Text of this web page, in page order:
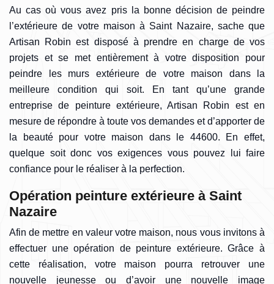
Au cas où vous avez pris la bonne décision de peindre
l’extérieure de votre maison à Saint Nazaire, sache que
Artisan Robin est disposé à prendre en charge de vos
projets et se met entièrement à votre disposition pour
peindre les murs extérieure de votre maison dans la
meilleure condition qui soit. En tant qu’une grande
entreprise de peinture extérieure, Artisan Robin est en
mesure de répondre à toute vos demandes et d’apporter de
la beauté pour votre maison dans le 44600. En effet,
quelque soit donc vos exigences vous pouvez lui faire
confiance pour le réaliser à la perfection.
Opération peinture extérieure à Saint
Nazaire
Afin de mettre en valeur votre maison, nous vous invitons à
effectuer une opération de peinture extérieure. Grâce à
cette réalisation, votre maison pourra retrouver une
nouvelle jeunesse ou d’avoir une nouvelle image